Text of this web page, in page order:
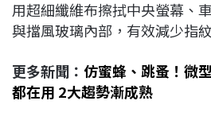
用超細纖維布擦拭中央螢幕、
與擋風玻璃內部，有效減少指
更多新聞： 仿蜜蜂、跳蚤！微
都在用 2大趨勢漸成熟